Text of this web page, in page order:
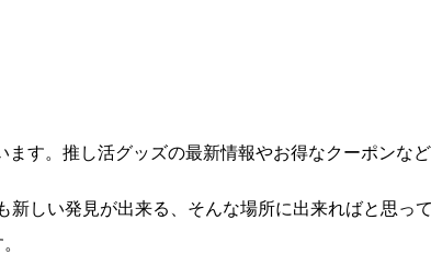
す。推し活グッズの最新情報やお得なクーポンなど
しい発見が出来る、そんな場所に出来ればと思